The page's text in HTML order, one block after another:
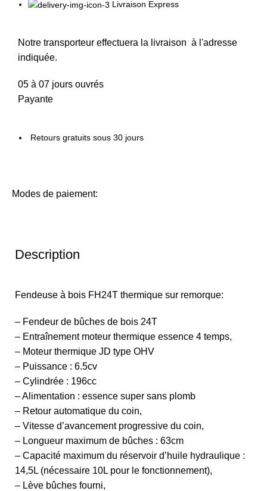
Livraison Express
Notre transporteur effectuera la livraison à l'adresse
indiquée.
05 à 07 jours ouvrés
Payante
Retours gratuits sous 30 jours
Modes de paiement:
Description
Fendeuse à bois FH24T thermique sur remorque:
– Fendeur de bûches de bois 24T
– Entraînement moteur thermique essence 4 temps,
– Moteur thermique JD type OHV
– Puissance : 6.5cv
– Cylindrée : 196cc
– Alimentation : essence super sans plomb
– Retour automatique du coin,
– Vitesse d’avancement progressive du coin,
– Longueur maximum de bûches : 63cm
– Capacité maximum du réservoir d’huile hydraulique :
14,5L (nécessaire 10L pour le fonctionnement),
– Lève bûches fourni,